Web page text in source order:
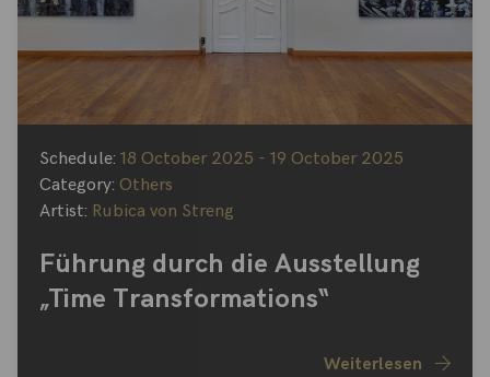
Schedule: 18 October 2025 - 19 October 2025
Category: Others
Artist: Rubica von Streng
Führung durch die Ausstellung
„Time Transformations“
Weiterlesen